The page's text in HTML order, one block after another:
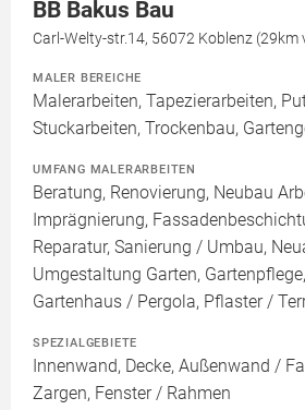
BB Bakus Bau
Carl-Welty-str.14, 56072 Koblenz
MALER BEREICHE
Malerarbeiten, Tapezierarbeiten,
Stuckarbeiten, Trockenbau,
UMFANG MALERARBEITEN
Beratung, Renovierung, Neubau
Imprägnierung,
Reparatur, Sanierung / Umbau,
Umgestaltung Garten,
Gartenhaus / Pergola, Pflaster /
SPEZIALGEBIETE
Innenwand, Decke, Außenwand /
Zargen, Fenster / Rahmen